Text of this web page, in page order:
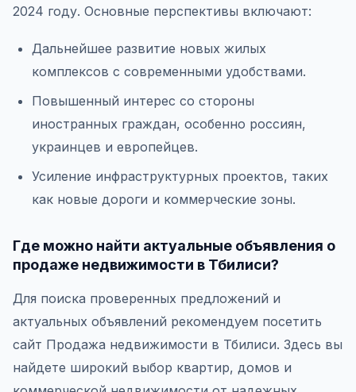
2024 году. Основные перспективы включают:
Дальнейшее развитие новых жилых
комплексов с современными удобствами.
Повышенный интерес со стороны
иностранных граждан, особенно россиян,
украинцев и европейцев.
Усиление инфраструктурных проектов, таких
как новые дороги и коммерческие зоны.
Где можно найти актуальные объявления о
продаже недвижимости в Тбилиси?
Для поиска проверенных предложений и
актуальных объявлений рекомендуем посетить
сайт Продажа недвижимости в Тбилиси. Здесь вы
найдете широкий выбор квартир, домов и